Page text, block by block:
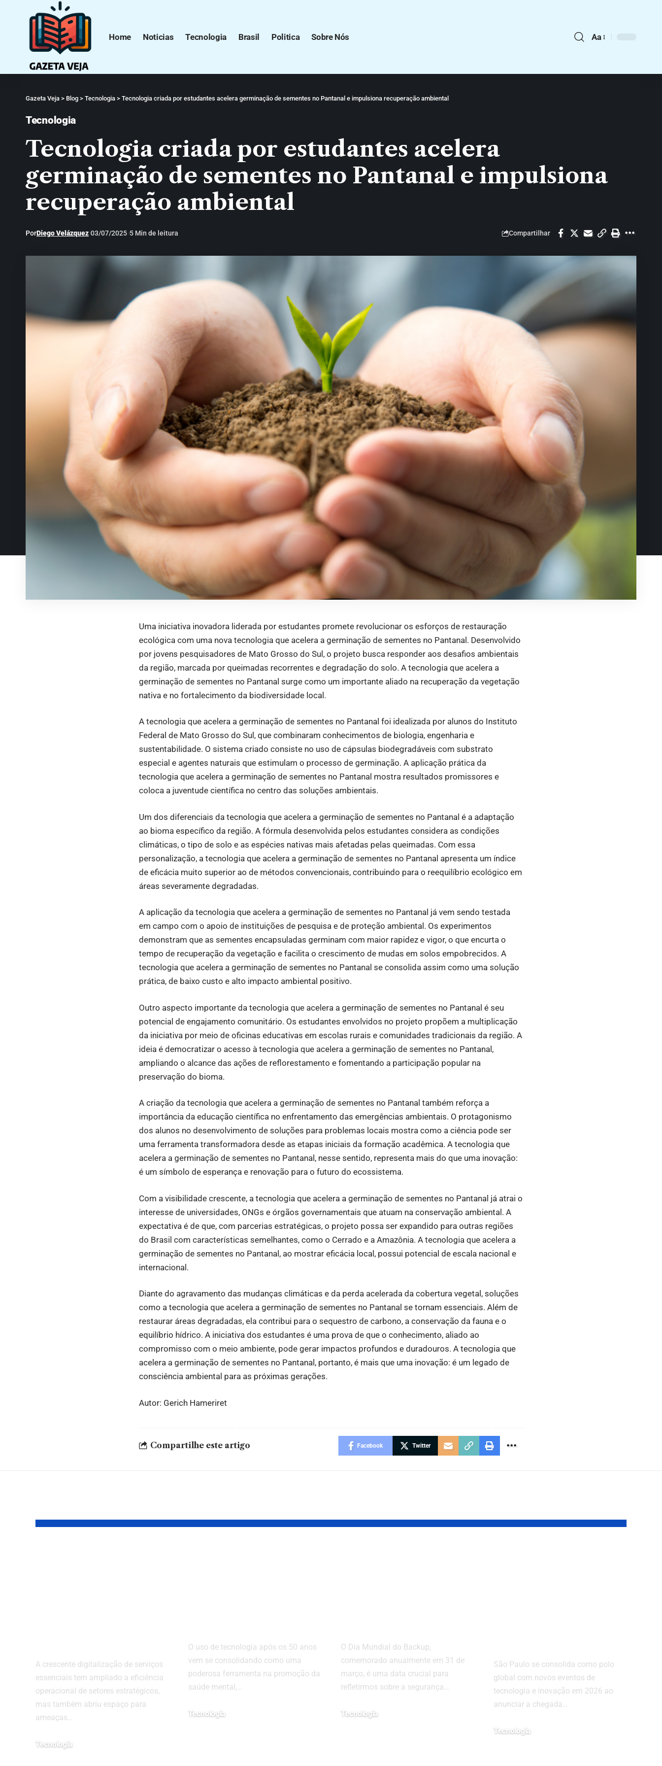
Home Noticias Tecnologia Brasil Politica Sobre Nós Aa
Gazeta Veja > Blog > Tecnologia > Tecnologia criada por estudantes acelera germinação de sementes no Pantanal e impulsiona recuperação ambiental
Tecnologia
Tecnologia criada por estudantes acelera
germinação de sementes no Pantanal e impulsiona
recuperação ambiental
PorDiego Velázquez 03/07/2025 5 Min de leitura Compartilhar
Uma iniciativa inovadora liderada por estudantes promete revolucionar os esforços de restauração
ecológica com uma nova tecnologia que acelera a germinação de sementes no Pantanal. Desenvolvido
por jovens pesquisadores de Mato Grosso do Sul, o projeto busca responder aos desafios ambientais
da região, marcada por queimadas recorrentes e degradação do solo. A tecnologia que acelera a
germinação de sementes no Pantanal surge como um importante aliado na recuperação da vegetação
nativa e no fortalecimento da biodiversidade local.
A tecnologia que acelera a germinação de sementes no Pantanal foi idealizada por alunos do Instituto
Federal de Mato Grosso do Sul, que combinaram conhecimentos de biologia, engenharia e
sustentabilidade. O sistema criado consiste no uso de cápsulas biodegradáveis com substrato
especial e agentes naturais que estimulam o processo de germinação. A aplicação prática da
tecnologia que acelera a germinação de sementes no Pantanal mostra resultados promissores e
coloca a juventude científica no centro das soluções ambientais.
Um dos diferenciais da tecnologia que acelera a germinação de sementes no Pantanal é a adaptação
ao bioma específico da região. A fórmula desenvolvida pelos estudantes considera as condições
climáticas, o tipo de solo e as espécies nativas mais afetadas pelas queimadas. Com essa
personalização, a tecnologia que acelera a germinação de sementes no Pantanal apresenta um índice
de eficácia muito superior ao de métodos convencionais, contribuindo para o reequilíbrio ecológico em
áreas severamente degradadas.
A aplicação da tecnologia que acelera a germinação de sementes no Pantanal já vem sendo testada
em campo com o apoio de instituições de pesquisa e de proteção ambiental. Os experimentos
demonstram que as sementes encapsuladas germinam com maior rapidez e vigor, o que encurta o
tempo de recuperação da vegetação e facilita o crescimento de mudas em solos empobrecidos. A
tecnologia que acelera a germinação de sementes no Pantanal se consolida assim como uma solução
prática, de baixo custo e alto impacto ambiental positivo.
Outro aspecto importante da tecnologia que acelera a germinação de sementes no Pantanal é seu
potencial de engajamento comunitário. Os estudantes envolvidos no projeto propõem a multiplicação
da iniciativa por meio de oficinas educativas em escolas rurais e comunidades tradicionais da região. A
ideia é democratizar o acesso à tecnologia que acelera a germinação de sementes no Pantanal,
ampliando o alcance das ações de reflorestamento e fomentando a participação popular na
preservação do bioma.
A criação da tecnologia que acelera a germinação de sementes no Pantanal também reforça a
importância da educação científica no enfrentamento das emergências ambientais. O protagonismo
dos alunos no desenvolvimento de soluções para problemas locais mostra como a ciência pode ser
uma ferramenta transformadora desde as etapas iniciais da formação acadêmica. A tecnologia que
acelera a germinação de sementes no Pantanal, nesse sentido, representa mais do que uma inovação:
é um símbolo de esperança e renovação para o futuro do ecossistema.
Com a visibilidade crescente, a tecnologia que acelera a germinação de sementes no Pantanal já atrai o
interesse de universidades, ONGs e órgãos governamentais que atuam na conservação ambiental. A
expectativa é de que, com parcerias estratégicas, o projeto possa ser expandido para outras regiões
do Brasil com características semelhantes, como o Cerrado e a Amazônia. A tecnologia que acelera a
germinação de sementes no Pantanal, ao mostrar eficácia local, possui potencial de escala nacional e
internacional.
Diante do agravamento das mudanças climáticas e da perda acelerada da cobertura vegetal, soluções
como a tecnologia que acelera a germinação de sementes no Pantanal se tornam essenciais. Além de
restaurar áreas degradadas, ela contribui para o sequestro de carbono, a conservação da fauna e o
equilíbrio hídrico. A iniciativa dos estudantes é uma prova de que o conhecimento, aliado ao
compromisso com o meio ambiente, pode gerar impactos profundos e duradouros. A tecnologia que
acelera a germinação de sementes no Pantanal, portanto, é mais que uma inovação: é um legado de
consciência ambiental para as próximas gerações.
Autor: Gerich Hameriret
Compartilhe este artigo Facebook Twitter
A crescente digitalização de serviços
essenciais tem ampliado a eficiência
operacional de setores estratégicos,
mas também abriu espaço para
ameaças…
Tecnologia
O uso de tecnologia após os 50 anos
vem se consolidando como uma
poderosa ferramenta na promoção da
saúde mental,…
Tecnologia
O Dia Mundial do Backup,
comemorado anualmente em 31 de
março, é uma data crucial para
refletirmos sobre a segurança…
Tecnologia
São Paulo se consolida como polo
global com novos eventos de
tecnologia e inovação em 2026 ao
anunciar a chegada…
Tecnologia